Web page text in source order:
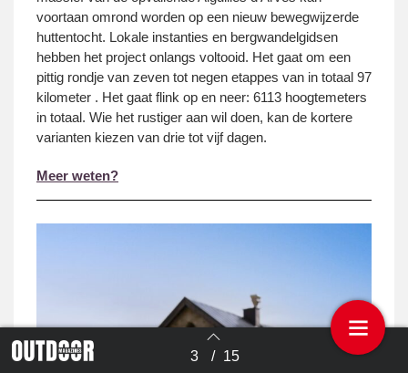
Terug naar overzicht 3 / 15
voortaan omrond worden op een nieuw bewegwijzerde
huttentocht. Lokale instanties en bergwandelgidsen
hebben het project onlangs voltooid. Het gaat om een
pittig rondje van zeven tot negen etappes van in totaal 97
kilometer . Het gaat flink op en neer: 6113 hoogtemeters
in totaal. Wie het rustiger aan wil doen, kan de kortere
varianten kiezen van drie tot vijf dagen.
Meer weten?